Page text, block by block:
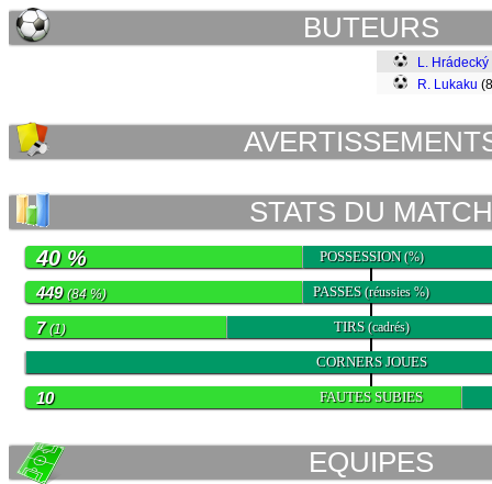
BUTEURS
L. Hrádecký
R. Lukaku
STATS DU MATCH
POSSESSION(%)
40 %
PASSES(réussies %)
449(84 %)
TIRS(cadrés)
7(1)
CORNERS JOUES
FAUTES SUBIES
10
EQUIPES